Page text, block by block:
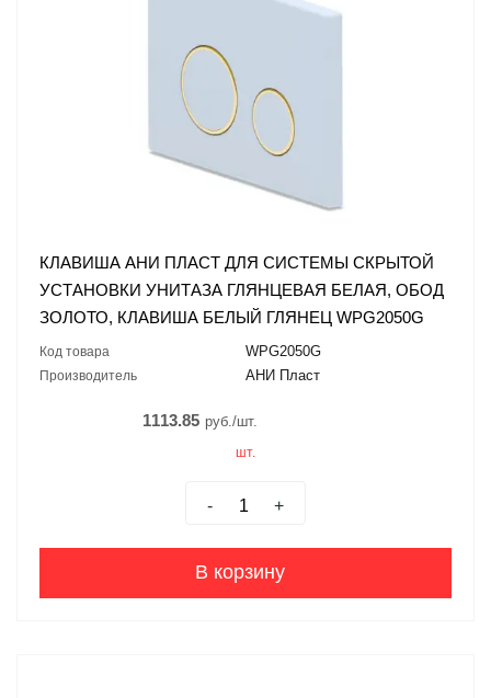
КЛАВИША АНИ ПЛАСТ ДЛЯ СИСТЕМЫ СКРЫТОЙ
УСТАНОВКИ УНИТАЗА ГЛЯНЦЕВАЯ БЕЛАЯ, ОБОД
ЗОЛОТО, КЛАВИША БЕЛЫЙ ГЛЯНЕЦ WPG2050G
Код товара WPG2050G
Производитель АНИ Пласт
1113.85 руб./шт.
шт.
- +
В корзину